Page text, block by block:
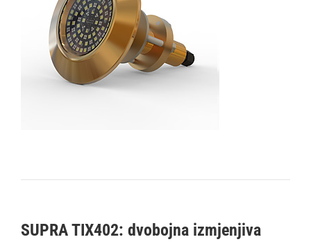
SUPRA TIX402: dvobojna izmjenjiva